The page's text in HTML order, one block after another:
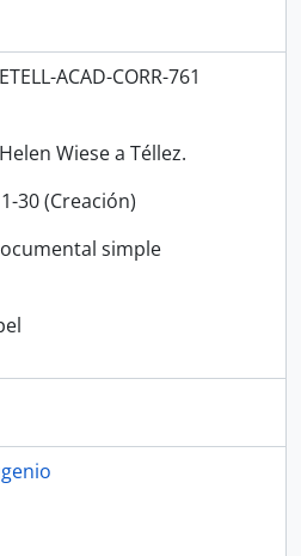
ACAD-CORR-761
Wiese a Téllez.
30 (Creación)
simple